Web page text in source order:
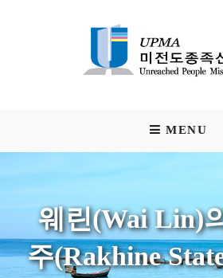
MENU
웨린(Wai Lin)
주(Rakhine